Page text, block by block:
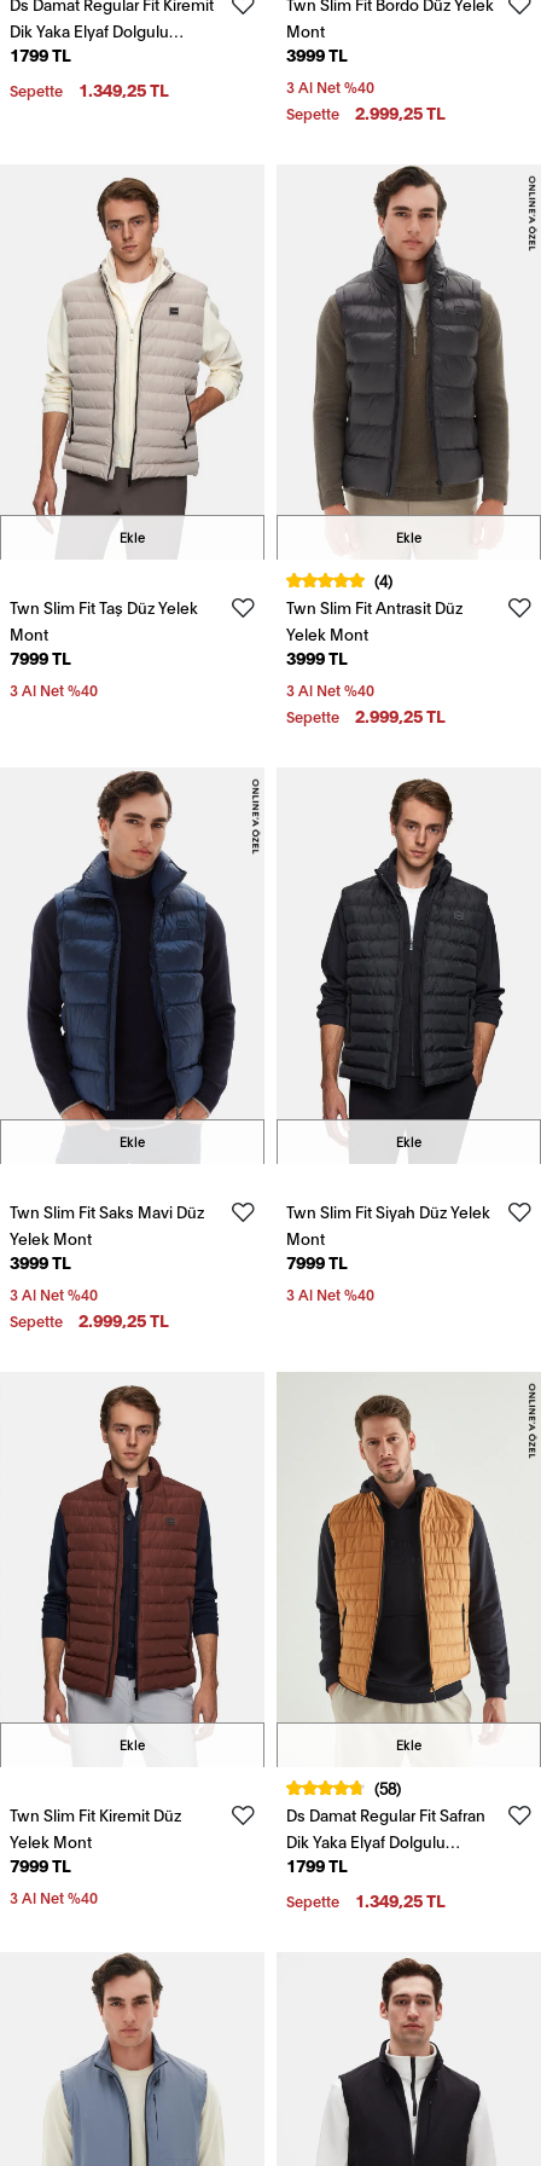
Dik Yaka Elyaf Dolgulu
Mevsimlik Fermuarlı Şişme
Yelek Mont
1799 TL
Sepette 1.349,25 TL
Mont
3999 TL
3 Al Net %40
Sepette
2.999,25 TL
Ekle
Twn Slim Fit Taş Düz Yelek
Mont
7999 TL
3 Al Net %40
Ekle
(4)
Twn Slim Fit Antrasit Düz
Yelek Mont
3999 TL
3 Al Net %40
Sepette
2.999,25 TL
Ekle
Twn Slim Fit Saks Mavi Düz
Yelek Mont
3999 TL
3 Al Net %40
Sepette
2.999,25 TL
Ekle
Twn Slim Fit Siyah Düz Yelek
Mont
7999 TL
3 Al Net %40
Ekle
Twn Slim Fit Kiremit Düz
Yelek Mont
7999 TL
3 Al Net %40
Ekle
(58)
Ds Damat Regular Fit Safran
Dik Yaka Elyaf Dolgulu
Mevsimlik Fermuarlı Şişme
Yelek Mont
1799 TL
Sepette 1.349,25 TL